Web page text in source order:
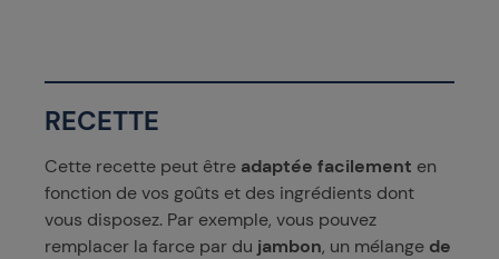
RECETTE
Cette recette peut être adaptée facilement en
fonction de vos goûts et des ingrédients dont
vous disposez. Par exemple, vous pouvez
remplacer la farce par du jambon, un mélange de